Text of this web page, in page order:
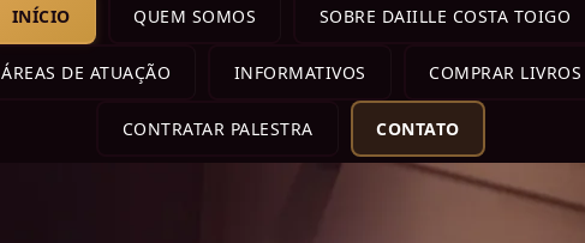
INÍCIO QUEM SOMOS SOBRE DAIILLE COSTA TOIGO
ÁREAS DE ATUAÇÃO INFORMATIVOS COMPRAR LIVROS
CONTRATAR PALESTRA CONTATO